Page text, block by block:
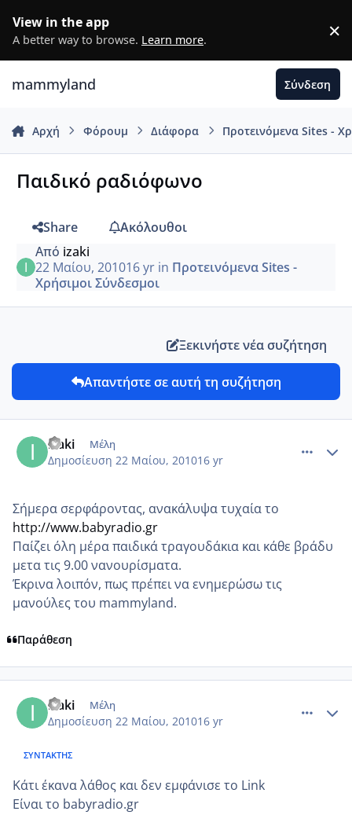
View in the app
A better way to browse. Learn more. ×
mammyland Σύνδεση
Αρχή Φόρουμ Διάφορα Προτεινόμενα Sites -
Παιδικό ραδιόφωνο
Share
Ακόλουθοι
Από izaki
22 Μαίου, 201016 yrin Προτεινόμενα Sites -
Χρήσιμοι Σύνδεσμοι
Ξεκινήστε νέα συζήτηση
Απαντήστε σε αυτή τη συζήτηση
izaki Μέλη
Δημοσίευση 22 Μαίου, 201016 yr
Σήμερα σερφάροντας, ανακάλυψα τυχαία το
http://www.babyradio.gr
Παίζει όλη μέρα παιδικά τραγουδάκια και κάθε βράδυ
μετα τις 9.00 νανουρίσματα.
Έκρινα λοιπόν, πως πρέπει να ενημερώσω τις
μανούλες του mammyland.
Παράθεση
izaki Μέλη
Δημοσίευση 22 Μαίου, 201016 yr
ΣΥΝΤΆΚΤΗΣ
Κάτι έκανα λάθος και δεν εμφάνισε το Link
Είναι το babyradio.gr